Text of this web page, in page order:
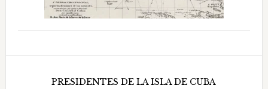
PRESIDENTES DE LA ISLA DE CUBA